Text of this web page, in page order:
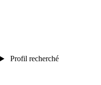
Profil recherché